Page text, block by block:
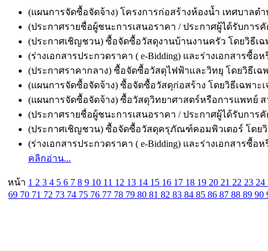
(แผนการจัดซื้อจัดจ้าง) โครงการก่อสร้างห้องน้ำ เทศบาลตำ
(ประกาศรายชื่อผู้ชนะการเสนอราคา / ประกาศผู้ได้รับการ
(ประกาศเชิญชวน) ซื้อจัดซื้อวัสดุงานบ้านงานครัว โดยวิธีเฉพ
(ร่างเอกสารประกวดราคา ( e-Bidding) และร่างเอกสารซื้
(ประกาศราคากลาง) ซื้อจัดซื้อวัสดุไฟฟ้าและวิทยุ โดยวิธีเฉพ
(แผนการจัดซื้อจัดจ้าง) ซื้อจัดซื้อวัสดุก่อสร้าง โดยวิธีเฉพาะเ
(แผนการจัดซื้อจัดจ้าง) ซื้อวัสดุวิทยาศาสตร์หรือการแพทย์ ส
(ประกาศรายชื่อผู้ชนะการเสนอราคา / ประกาศผู้ได้รับการ
(ประกาศเชิญชวน) ซื้อจัดซื้อวัสดุครุภัณฑ์คอมพิวเตอร์ โดยวิธี
(ร่างเอกสารประกวดราคา ( e-Bidding) และร่างเอกสารซื้
คลิกอ่าน...
หน้า 1 2 3 4 5 6 7 8 9 10 11 12 13 14 15 16 17 18 19 20 21 22 23 24
69 70 71 72 73 74 75 76 77 78 79 80 81 82 83 84 85 86 87 88 89 90